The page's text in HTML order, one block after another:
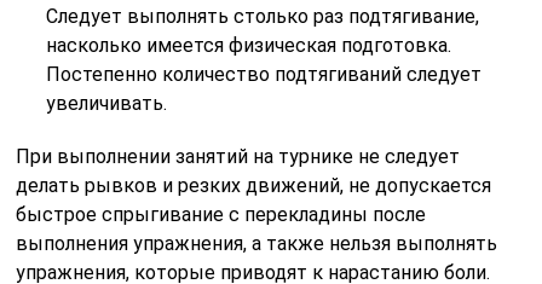
Следует выполнять столько раз подтягивание,
насколько имеется физическая подготовка.
Постепенно количество подтягиваний следует
увеличивать.
При выполнении занятий на турнике не следует
делать рывков и резких движений, не допускается
быстрое спрыгивание с перекладины после
выполнения упражнения, а также нельзя выполнять
упражнения, которые приводят к нарастанию боли.